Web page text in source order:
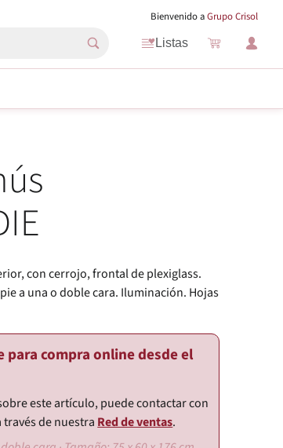
Bienvenido aGrupo Crisol
Listas
con cerrojo, frontal de plexiglass.
a una o doble cara. Iluminación. Hojas
compra online desde el
este artículo, puede contactar con
de nuestra Red de ventas.